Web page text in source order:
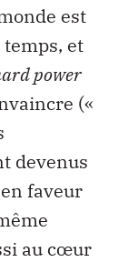
est
et
power
(«
devenus
faveur
au cœur